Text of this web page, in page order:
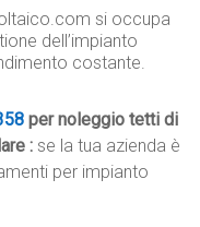
si occupa
dell’impianto
costante.
per noleggio tetti di
: se la tua azienda è
per impianto